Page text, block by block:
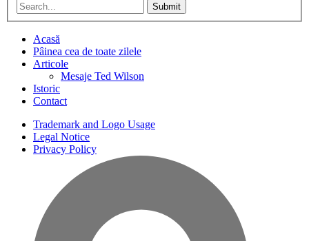
Submit
Acasă
Pâinea cea de toate zilele
Articole
Mesaje Ted Wilson
Istoric
Contact
Trademark and Logo Usage
Legal Notice
Privacy Policy